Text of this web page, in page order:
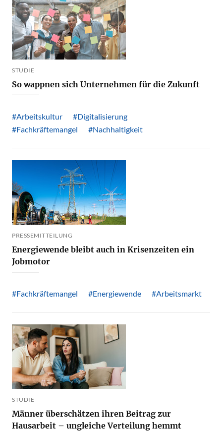
STUDIE
So wappnen sich Unternehmen für die Zukunft
#Arbeitskultur
#Digitalisierung
#Fachkräftemangel
#Nachhaltigkeit
PRESSEMITTEILUNG
Energiewende bleibt auch in Krisenzeiten ein
Jobmotor
#Fachkräftemangel #Energiewende #Arbeitsmarkt
STUDIE
Männer überschätzen ihren Beitrag zur
Hausarbeit – ungleiche Verteilung hemmt